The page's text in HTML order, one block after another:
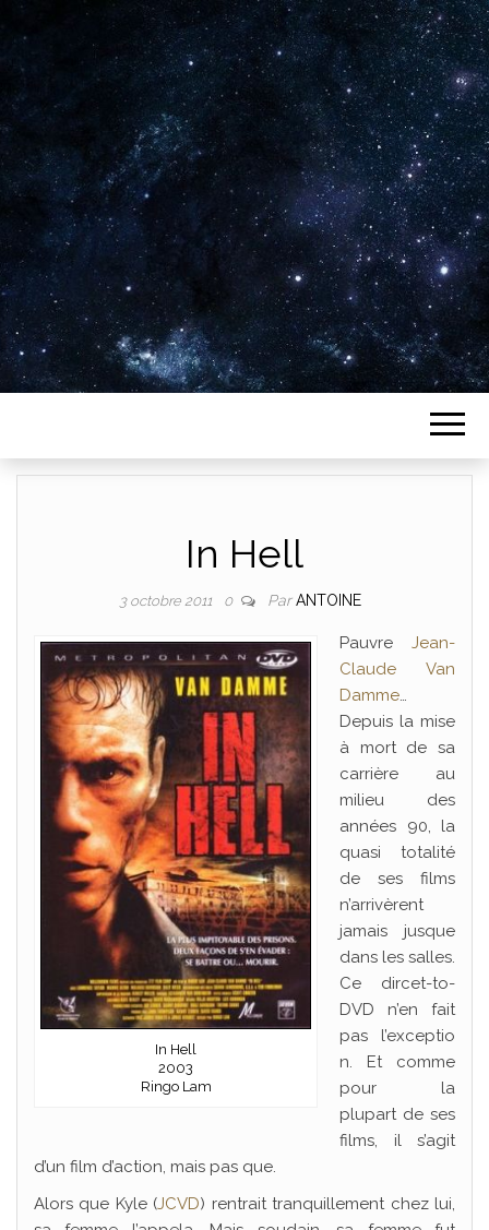
Plus de 2800 critiques de films
In Hell
3 octobre 2011 0 ParANTOINE
In Hell
2003
Ringo Lam
Pauvre Jean-
Claude Van
Damme…
Depuis la mise
à mort de sa
carrière au
milieu des
années 90, la
quasi totalité
de ses films
n’arrivèrent
jamais jusque
dans les salles.
Ce dircet-to-
DVD n’en fait
pas l’exceptio
n. Et comme
pour la
plupart de ses
films, il s’agit
d’un film d’action, mais pas que.
Alors que Kyle (JCVD) rentrait tranquillement chez lui,